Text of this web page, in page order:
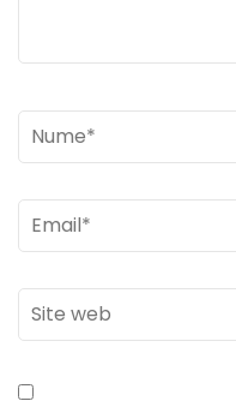
Nume*
Email*
Site
web